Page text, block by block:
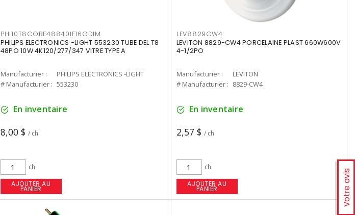
Votre avis
PHI10T8CORE48840IF16GDIM
PHILIPS ELECTRONICS -LIGHT 553230 TUBE DEL T8
48PO 10W 4K120/277/347 VITRE TYPE A
Manufacturier :
PHILIPS ELECTRONICS -LIGHT
# Manufacturier : 553230
En inventaire
8,00 $ / ch
ch
AJOUTER AU
PANIER
LEV8829CW4
LEVITON 8829-CW4 PORCELAINE PLAST 660W600V
4-1/2PO
Manufacturier :
LEVITON
# Manufacturier : 8829-CW4
En inventaire
2,57 $ / ch
ch
AJOUTER AU
PANIER